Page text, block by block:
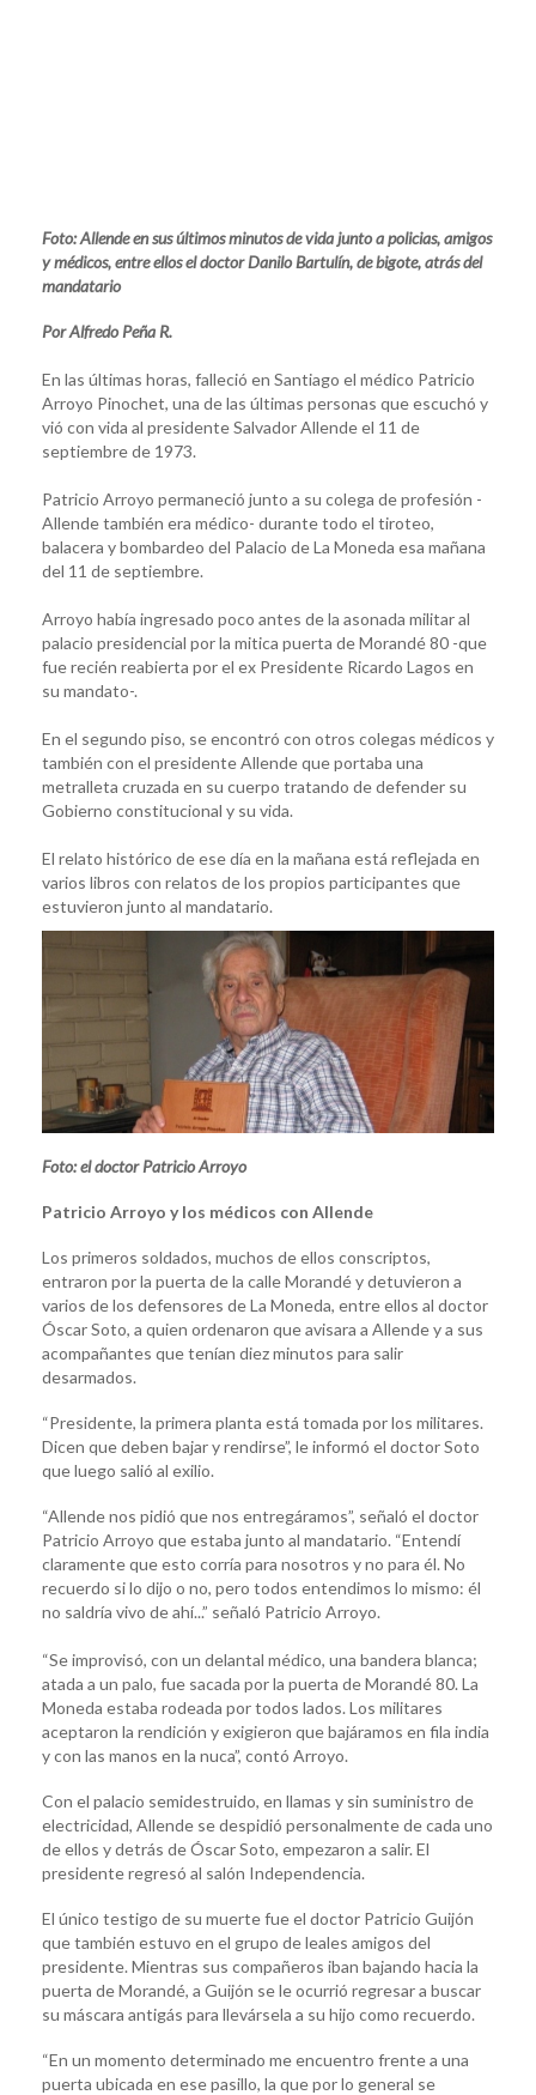
Foto: Allende en sus últimos minutos de vida junto a policias, amigos
y médicos, entre ellos el doctor Danilo Bartulín, de bigote, atrás del
mandatario
Por Alfredo Peña R.
En las últimas horas, falleció en Santiago el médico Patricio
Arroyo Pinochet, una de las últimas personas que escuchó y
vió con vida al presidente Salvador Allende el 11 de
septiembre de 1973.
Patricio Arroyo permaneció junto a su colega de profesión -
Allende también era médico- durante todo el tiroteo,
balacera y bombardeo del Palacio de La Moneda esa mañana
del 11 de septiembre.
Arroyo había ingresado poco antes de la asonada militar al
palacio presidencial por la mitica puerta de Morandé 80 -que
fue recién reabierta por el ex Presidente Ricardo Lagos en
su mandato-.
En el segundo piso, se encontró con otros colegas médicos y
también con el presidente Allende que portaba una
metralleta cruzada en su cuerpo tratando de defender su
Gobierno constitucional y su vida.
El relato histórico de ese día en la mañana está reflejada en
varios libros con relatos de los propios participantes que
estuvieron junto al mandatario.
Foto: el doctor Patricio Arroyo
Patricio Arroyo y los médicos con Allende
Los primeros soldados, muchos de ellos conscriptos,
entraron por la puerta de la calle Morandé y detuvieron a
varios de los defensores de La Moneda, entre ellos al doctor
Óscar Soto, a quien ordenaron que avisara a Allende y a sus
acompañantes que tenían diez minutos para salir
desarmados.
“Presidente, la primera planta está tomada por los militares.
Dicen que deben bajar y rendirse”, le informó el doctor Soto
que luego salió al exilio.
“Allende nos pidió que nos entregáramos”, señaló el doctor
Patricio Arroyo que estaba junto al mandatario. “Entendí
claramente que esto corría para nosotros y no para él. No
recuerdo si lo dijo o no, pero todos entendimos lo mismo: él
no saldría vivo de ahí...” señaló Patricio Arroyo.
“Se improvisó, con un delantal médico, una bandera blanca;
atada a un palo, fue sacada por la puerta de Morandé 80. La
Moneda estaba rodeada por todos lados. Los militares
aceptaron la rendición y exigieron que bajáramos en fila india
y con las manos en la nuca”, contó Arroyo.
Con el palacio semidestruido, en llamas y sin suministro de
electricidad, Allende se despidió personalmente de cada uno
de ellos y detrás de Óscar Soto, empezaron a salir. El
presidente regresó al salón Independencia.
El único testigo de su muerte fue el doctor Patricio Guijón
que también estuvo en el grupo de leales amigos del
presidente. Mientras sus compañeros iban bajando hacia la
puerta de Morandé, a Guijón se le ocurrió regresar a buscar
su máscara antigás para llevársela a su hijo como recuerdo.
“En un momento determinado me encuentro frente a una
puerta ubicada en ese pasillo, la que por lo general se